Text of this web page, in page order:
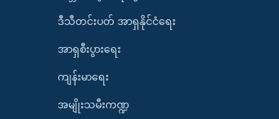
ဒီသီတင်းပတ် အာရှနိုင်ငံရေး
အာရှစီးပွားရေး
ကျန်းမာရေး
အမျိုးသမီးကဏ္ဍ